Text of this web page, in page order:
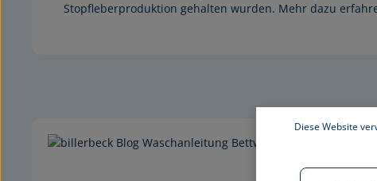
Stopfleberproduktion gehalten wurden. Mehr dazu
Diese Website